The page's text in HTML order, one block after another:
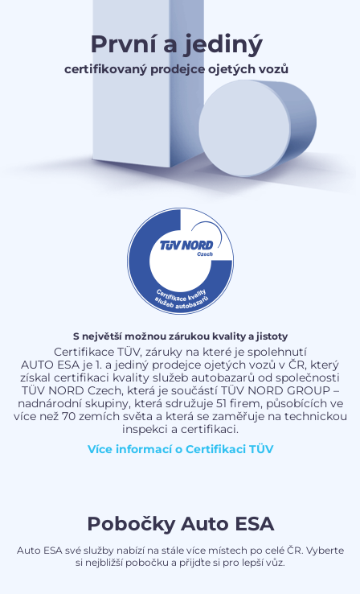
První a jediný
certifikovaný prodejce ojetých vozů
S největší možnou zárukou kvality a jistoty
Certifikace TÜV, záruky na které je spolehnutí
AUTO ESA je 1. a jediný prodejce ojetých vozů v ČR, který
získal certifikaci kvality služeb autobazarů od společnosti
TÜV NORD Czech, která je součástí TÜV NORD GROUP –
nadnárodní skupiny, která sdružuje 51 firem, působících ve
více než 70 zemích světa a která se zaměřuje na technickou
inspekci a certifikaci.
Více informací o Certifikaci TÜV
Pobočky Auto ESA
Auto ESA své služby nabízí na stále více místech po celé ČR. Vyberte
si nejbližší pobočku a přijďte si pro lepší vůz.